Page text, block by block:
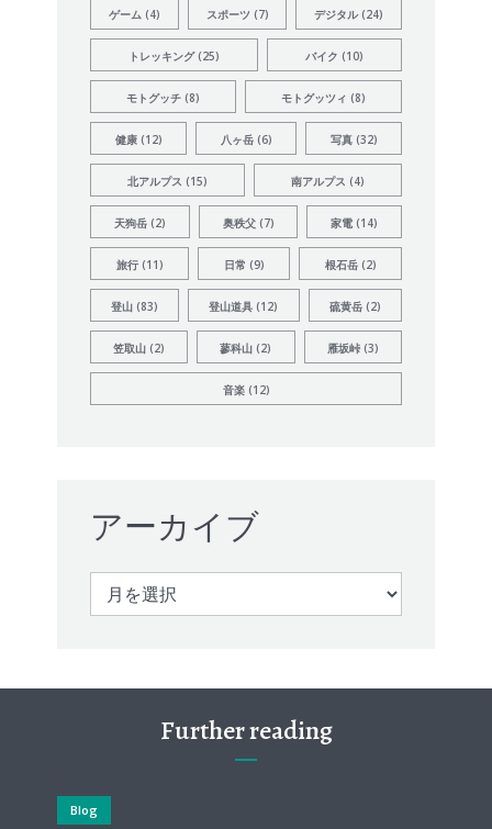
ゲーム(4) スポーツ (7) デジタル(24)
トレッキング(25) バイク (10)
モトグッチ (8) モトグッツィ (8)
健康(12) 八ヶ岳(6) 写真(32)
北アルプス (15) 南アルプス (4)
天狗岳(2) 奥秩父(7) 家電 (14)
旅行(11) 日常 (9) 根石岳(2)
登山 (83) 登山道具 (12) 硫黄岳(2)
笠取山 (2) 蓼科山 (2) 雁坂峠(3)
音楽(12)
アーカイブ
ブ
Further reading
Blog